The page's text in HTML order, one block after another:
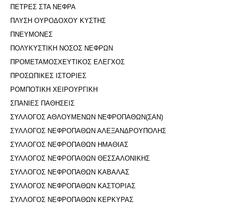
ΠΕΤΡΕΣ ΣΤΑ ΝΕΦΡΑ
ΠΛΥΣΗ ΟΥΡΟΔΟΧΟΥ ΚΥΣΤΗΣ
ΠΝΕΥΜΟΝΕΣ
ΠΟΛΥΚΥΣΤΙΚΗ ΝΟΣΟΣ ΝΕΦΡΩΝ
ΠΡΟΜΕΤΑΜΟΣΧΕΥΤΙΚΟΣ ΕΛΕΓΧΟΣ
ΠΡΟΣΩΠΙΚΕΣ ΙΣΤΟΡΙΕΣ
ΡΟΜΠΟΤΙΚΗ ΧΕΙΡΟΥΡΓΙΚΗ
ΣΠΑΝΙΕΣ ΠΑΘΗΣΕΙΣ
ΣΥΛΛΟΓΟΣ ΑΘΛΟΥΜΕΝΩΝ ΝΕΦΡΟΠΑΘΩΝ(ΣΑΝ)
ΣΥΛΛΟΓΟΣ ΝΕΦΡΟΠΑΘΩΝ ΑΛΕΞΑΝΔΡΟΥΠΟΛΗΣ
ΣΥΛΛΟΓΟΣ ΝΕΦΡΟΠΑΘΩΝ ΗΜΑΘΙΑΣ
ΣΥΛΛΟΓΟΣ ΝΕΦΡΟΠΑΘΩΝ ΘΕΣΣΑΛΟΝΙΚΗΣ
ΣΥΛΛΟΓΟΣ ΝΕΦΡΟΠΑΘΩΝ ΚΑΒΑΛΑΣ
ΣΥΛΛΟΓΟΣ ΝΕΦΡΟΠΑΘΩΝ ΚΑΣΤΟΡΙΑΣ
ΣΥΛΛΟΓΟΣ ΝΕΦΡΟΠΑΘΩΝ ΚΕΡΚΥΡΑΣ